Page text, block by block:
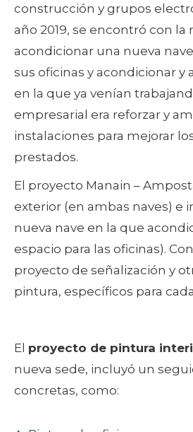
construcción y grupos
año 2019, se encontró con la
acondicionar una nueva
sus oficinas y acondicionar y
en la que ya venían
empresarial era reforzar y
instalaciones para mejorar
prestados.
El proyecto Manain –
exterior (en ambas naves) e
nueva nave en la que
espacio para las oficinas).
proyecto de señalización y
pintura, específicos para
El proyecto de pintura
nueva sede, incluyó un
concretas, como: